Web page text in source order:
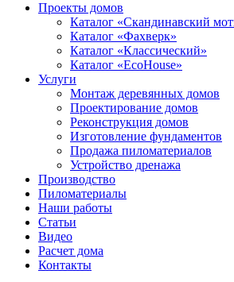
Проекты домов
Каталог «Скандинавский
Каталог «Фахверк»
Каталог «Классический»
Каталог «EcoHouse»
Услуги
Монтаж деревянных домов
Проектирование домов
Реконструкция домов
Изготовление фундаментов
Продажа пиломатериалов
Устройство дренажа
Производство
Пиломатериалы
Наши работы
Статьи
Видео
Расчет дома
Контакты